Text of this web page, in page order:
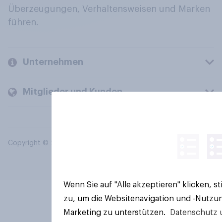
Überzeugungen, Verhaltensweisen und Marken
führen.
Unternehmen
Mitglieder und Kunden
Copyright © 2026 YouGov PLC. Alle Rechte vorbehalten.
Wenn Sie auf "Alle akzeptieren" klicken,
zu, um die Websitenavigation und -
Marketing zu unterstützen.
Datenschutz